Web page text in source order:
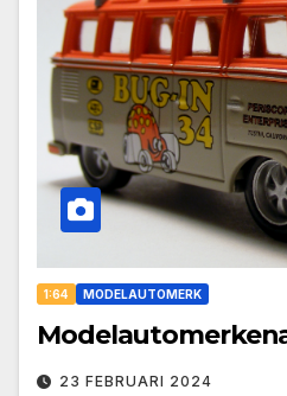
1:64 MODELAUTOMERK
23 FEBRUARI 2024